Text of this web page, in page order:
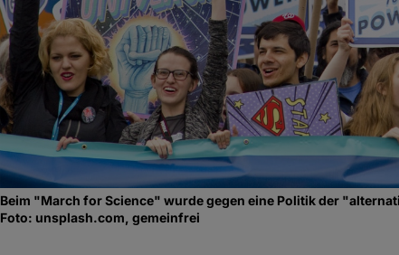
Beim "March for Science" wurde gegen eine Politik der
Foto: unsplash.com, gemeinfrei